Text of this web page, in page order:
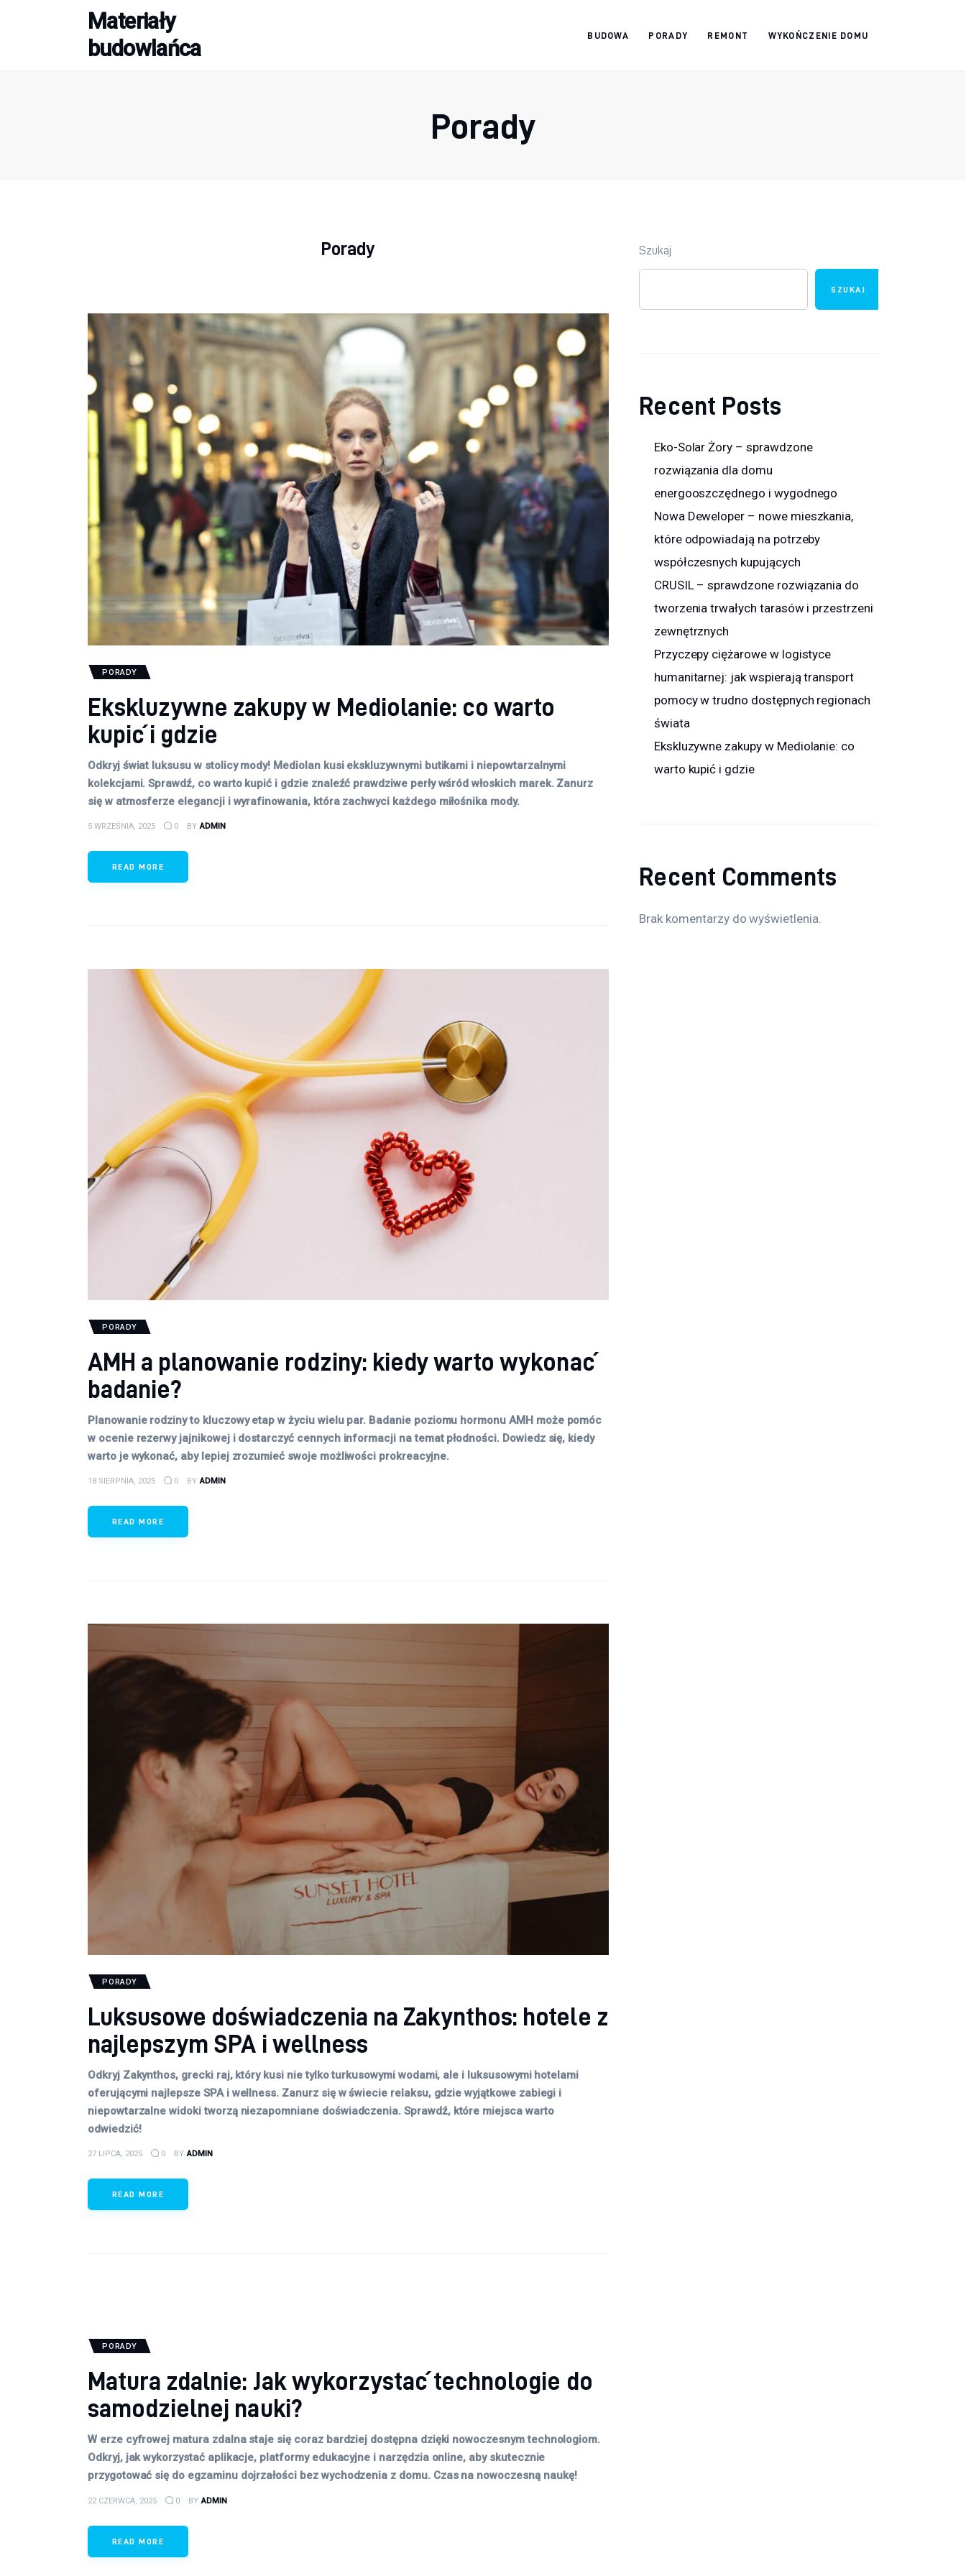
Materiały
budowlańca
BUDOWA PORADY REMONT WYKOŃCZENIE DOMU
Porady
Porady
PORADY
Ekskluzywne zakupy w Mediolanie: co warto
kupić i gdzie
Odkryj świat luksusu w stolicy mody! Mediolan kusi ekskluzywnymi butikami i niepowtarzalnymi
kolekcjami. Sprawdź, co warto kupić i gdzie znaleźć prawdziwe perły wśród włoskich marek. Zanurz
się w atmosferze elegancji i wyrafinowania, która zachwyci każdego miłośnika mody.
5 WRZEŚNIA, 2025 0 BY ADMIN
READ MORE
PORADY
AMH a planowanie rodziny: kiedy warto wykonać
badanie?
Planowanie rodziny to kluczowy etap w życiu wielu par. Badanie poziomu hormonu AMH może pomóc
w ocenie rezerwy jajnikowej i dostarczyć cennych informacji na temat płodności. Dowiedz się, kiedy
warto je wykonać, aby lepiej zrozumieć swoje możliwości prokreacyjne.
18 SIERPNIA, 2025 0 BY ADMIN
READ MORE
PORADY
Luksusowe doświadczenia na Zakynthos: hotele z
najlepszym SPA i wellness
Odkryj Zakynthos, grecki raj, który kusi nie tylko turkusowymi wodami, ale i luksusowymi hotelami
oferującymi najlepsze SPA i wellness. Zanurz się w świecie relaksu, gdzie wyjątkowe zabiegi i
niepowtarzalne widoki tworzą niezapomniane doświadczenia. Sprawdź, które miejsca warto
odwiedzić!
27 LIPCA, 2025 0 BY ADMIN
READ MORE
PORADY
Matura zdalnie: Jak wykorzystać technologie do
samodzielnej nauki?
W erze cyfrowej matura zdalna staje się coraz bardziej dostępna dzięki nowoczesnym technologiom.
Odkryj, jak wykorzystać aplikacje, platformy edukacyjne i narzędzia online, aby skutecznie
przygotować się do egzaminu dojrzałości bez wychodzenia z domu. Czas na nowoczesną naukę!
22 CZERWCA, 2025 0 BY ADMIN
READ MORE
Szukaj
SZUKAJ
Recent Posts
Eko-Solar Żory – sprawdzone
rozwiązania dla domu
energooszczędnego i wygodnego
Nowa Deweloper – nowe mieszkania,
które odpowiadają na potrzeby
współczesnych kupujących
CRUSIL – sprawdzone rozwiązania do
tworzenia trwałych tarasów i przestrzeni
zewnętrznych
Przyczepy ciężarowe w logistyce
humanitarnej: jak wspierają transport
pomocy w trudno dostępnych regionach
świata
Ekskluzywne zakupy w Mediolanie: co
warto kupić i gdzie
Recent Comments
Brak komentarzy do wyświetlenia.